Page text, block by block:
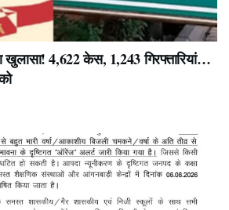
खुलासा! 4,622 केस, 1,243 गिरफ्तारियां…